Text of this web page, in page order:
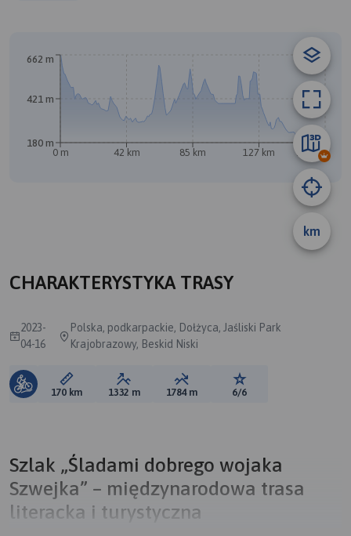
km
0 m 42 km 85 km 127 km 170 km
180 m
421 m
662 m
CHARAKTERYSTYKA TRASY
2023-
04-16
Polska, podkarpackie, Dołżyca, Jaśliski Park
Krajobrazowy, Beskid Niski
Długość trasy:
170 km Suma przewyższeń:
1332 m Suma spadków:
1784 m Ocena trasy:
6/6
Szlak „Śladami dobrego wojaka
Szwejka” – międzynarodowa trasa
literacka i turystyczna